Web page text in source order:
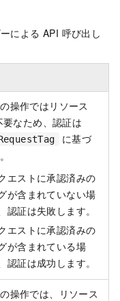
による API 呼び出し
操作ではリソース
要なため、認証は
に基づ
エストに承認済みの
が含まれていない場
認証は失敗します。
エストに承認済みの
が含まれている場
認証は成功します。
操作では、リソース